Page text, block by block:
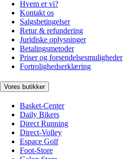
Hvem er vi?
Kontakt os
Salgsbetingelser
Retur & refundering
Juridiske oplysninger
Betalingsmetoder
Priser og forsendelsesmuligheder
Fortrolighedserklæring
Vores butikker
Basket-Center
Daily Bikers
Direct Running
Direct-Volley
Espace Golf
Foot-Store